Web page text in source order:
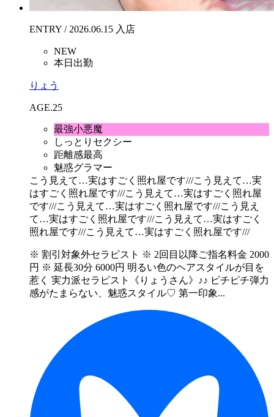
ENTRY / 2026.06.15 入店
NEW
本日出勤
りょう
AGE.25
最強小悪魔
しっとりセクシー
距離感最高
魅惑グラマー
こう見えて…実はすごく照れ屋です///こう見えて…実
はすごく照れ屋です///こう見えて…実はすごく照れ屋
です///こう見えて…実はすごく照れ屋です///こう見え
て…実はすごく照れ屋です///こう見えて…実はすごく
照れ屋です///こう見えて…実はすごく照れ屋です///
※ 割引対象外セラピスト ※ 2回目以降ご指名料金 2000
円 ※ 延長30分 6000円 明るい色のヘアスタイルが目を
惹く 実力派セラピスト《りょうさん》♪♪ ピチピチ弾力
感がたまらない、魅惑スタイル♡ 第一印象...